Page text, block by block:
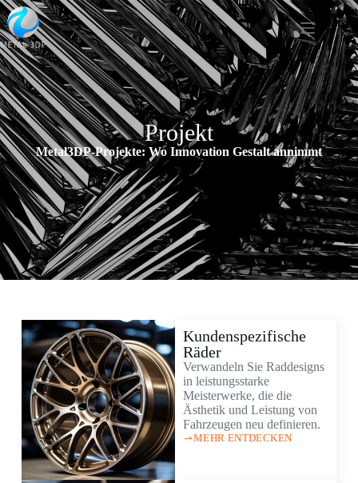
Projekt
Metal3DP-Projekte: Wo Innovation Gestalt annimmt
Kundenspezifische
Räder
Verwandeln Sie Raddesigns
in leistungsstarke
Meisterwerke, die die
Ästhetik und Leistung von
Fahrzeugen neu definieren.
MEHR ENTDECKEN